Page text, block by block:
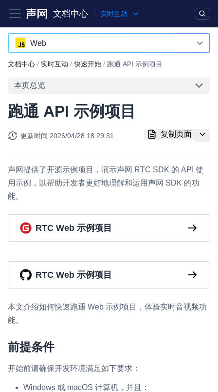
文档中心 实时互动
产品 解决方案
突破传统文字交互模式，与 AI 进行高拟真、自然流畅的实时语
扩展性和更优秀的互动效果
实时消息
即时通讯 IM NEW
融合 CDN 直播
对接国内外多家 CDN 供应商，提供一个整体播放体验最佳的
物的实时互动连接
实时转录翻译
Web
Android
iOS
macOS
Web
Windows
小程序
Unreal (C++)
文档中心 / 实时互动 / 快速开始 / 跑通 API 示例项目
本页总览
跑通 API 示例项目
更新时间 2026/04/28 18:29:31 复制页面
声网提供了开源示例项目，演示声网 RTC SDK 的 API 使
用示例，以帮助开发者更好地理解和运用声网 SDK 的功
能。
RTC Web 示例项目
RTC Web 示例项目
本文介绍如何快速跑通 Web 示例项目，体验实时音视频功
能。
前提条件
开始前请确保开发环境满足如下要求：
Windows 或 macOS 计算机，并且：